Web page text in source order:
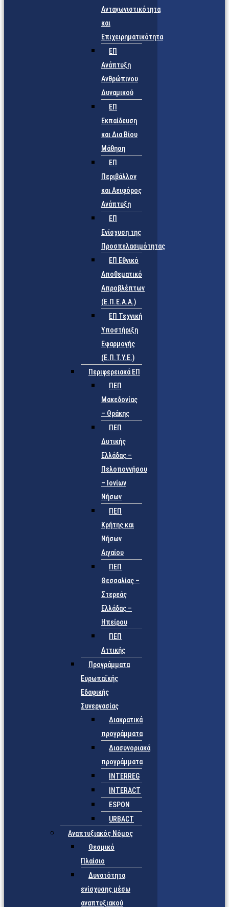
Ανταγωνιστικότητα
και
Επιχειρηματικότητα
ΕΠ
Ανάπτυξη
Ανθρώπινου
Δυναμικού
ΕΠ
Εκπαίδευση
και Δια Βίου
Μάθηση
ΕΠ
Περιβάλλον
και Αειφόρος
Ανάπτυξη
ΕΠ
Ενίσχυση της
Προσπελασιμότητας
ΕΠ Εθνικό
Αποθεματικό
Απροβλέπτων
(Ε.Π.Ε.Α.Α.)
ΕΠ Τεχνική
Υποστήριξη
Εφαρμογής
(Ε.Π.Τ.Υ.Ε.)
Περιφερειακά ΕΠ
ΠΕΠ
Μακεδονίας
– Θράκης
ΠΕΠ
Δυτικής
Ελλάδας –
Πελοποννήσου
– Ιονίων
Νήσων
ΠΕΠ
Κρήτης και
Νήσων
Αιγαίου
ΠΕΠ
Θεσσαλίας –
Στερεάς
Ελλάδας –
Ηπείρου
ΠΕΠ
Αττικής
Προγράμματα
Ευρωπαϊκής
Εδαφικής
Συνεργασίας
Διακρατικά
προγράμματα
Διασυνοριακά
προγράμματα
INTERREG
INTERACT
ESPON
URBACT
Αναπτυξιακός Νόμος
Θεσμικό
Πλαίσιο
Δυνατότητα
ενίσχυσης μέσω
αναπτυξιακού